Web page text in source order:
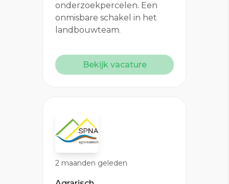
onderzoekpercelen. Een
onmisbare schakel in het
landbouwteam.
Bekijk vacature
2 maanden geleden